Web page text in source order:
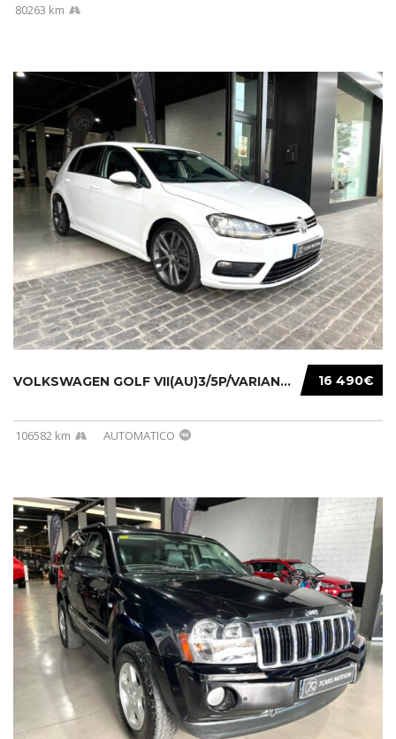
80263 km
16 490€
VOLKSWAGEN GOLF VII(AU)3/5P/VARIANT(12-16 20...
106582 km AUTOMATICO